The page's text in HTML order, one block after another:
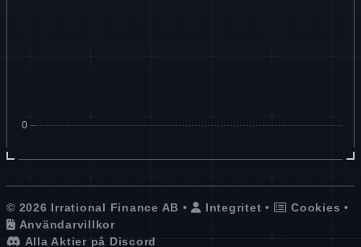
© 2026 Irrational Finance AB • Integritet • Cookies •
Användarvillkor
Alla Aktier på Discord